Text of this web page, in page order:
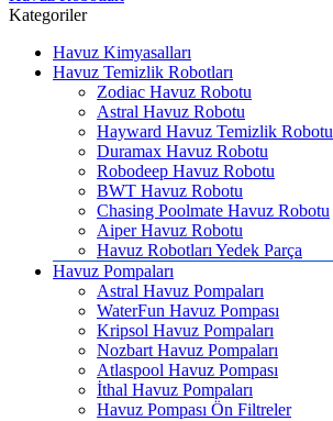
Kategoriler
Havuz Kimyasalları
Havuz Temizlik Robotları
Zodiac Havuz Robotu
Astral Havuz Robotu
Hayward Havuz Temizlik Robotu
Duramax Havuz Robotu
Robodeep Havuz Robotu
BWT Havuz Robotu
Chasing Poolmate Havuz Robotu
Aiper Havuz Robotu
Havuz Robotları Yedek Parça
Havuz Pompaları
Astral Havuz Pompaları
WaterFun Havuz Pompası
Kripsol Havuz Pompaları
Nozbart Havuz Pompaları
Atlaspool Havuz Pompası
İthal Havuz Pompaları
Havuz Pompası Ön Filtreler